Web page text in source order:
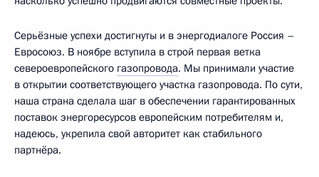
Серьёзные успехи достигнуты и в энергодиалоге Россия –
Евросоюз. В ноябре вступила в строй первая ветка
североевропейского газопровода. Мы принимали участие
в открытии соответствующего участка газопровода. По сути,
наша страна сделала шаг в обеспечении гарантированных
поставок энергоресурсов европейским потребителям и,
надеюсь, укрепила свой авторитет как стабильного
партнёра.